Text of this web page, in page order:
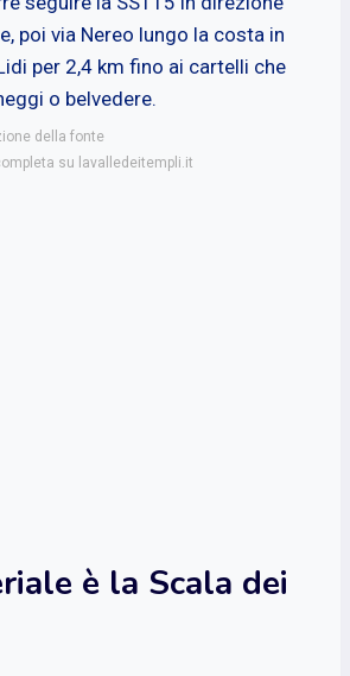
poi via Nereo lungo la costa in
per 2,4 km fino ai cartelli che
o belvedere.
della fonte
su lavalledeitempli.it
è la Scala dei